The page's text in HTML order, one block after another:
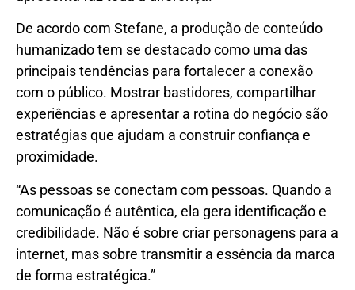
De acordo com Stefane, a produção de conteúdo
humanizado tem se destacado como uma das
principais tendências para fortalecer a conexão
com o público. Mostrar bastidores, compartilhar
experiências e apresentar a rotina do negócio são
estratégias que ajudam a construir confiança e
proximidade.
“As pessoas se conectam com pessoas. Quando a
comunicação é autêntica, ela gera identificação e
credibilidade. Não é sobre criar personagens para a
internet, mas sobre transmitir a essência da marca
de forma estratégica.”